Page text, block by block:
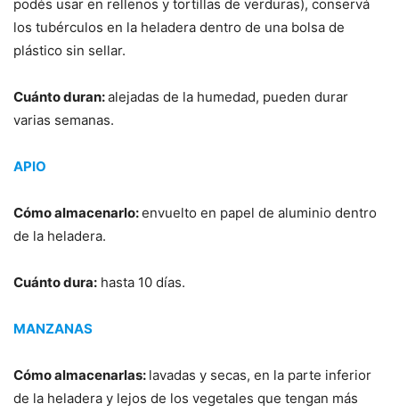
podés usar en rellenos y tortillas de verduras), conservá
los tubérculos en la heladera dentro de una bolsa de
plástico sin sellar.
Cuánto duran:alejadas de la humedad, pueden durar
varias semanas.
APIO
Cómo almacenarlo:envuelto en papel de aluminio dentro
de la heladera.
Cuánto dura: hasta 10 días.
MANZANAS
Cómo almacenarlas: lavadas y secas, en la parte inferior
de la heladera y lejos de los vegetales que tengan más